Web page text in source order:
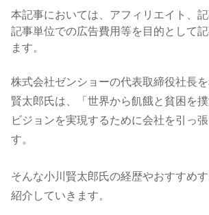
本記事においては、アフィリエイト、記
記事単位での広告費用等を目的として
ます。
株式会社ゼンショーの代表取締役社長
賢太郎氏は、「世界から飢餓と貧困を
ビジョンを実現するために会社を引っ
す。
そんな小川賢太郎氏の経歴やおすすめ
紹介していきます。